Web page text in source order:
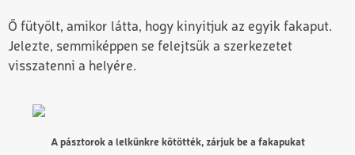
Ő fütyölt, amikor látta, hogy kinyitjuk az egyik fakaput.
Jelezte, semmiképpen se felejtsük a szerkezetet
visszatenni a helyére.
A pásztorok a lelkünkre kötötték, zárjuk be a fakapukat